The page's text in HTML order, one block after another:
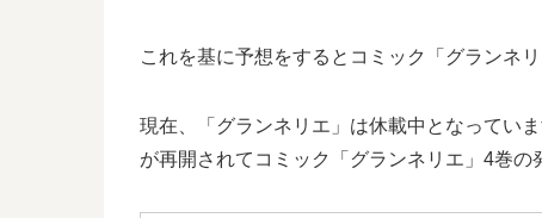
これを基に予想をするとコミック「グランネ
現在、「グランネリエ」は休載中となってい
が再開されてコミック「グランネリエ」4巻の